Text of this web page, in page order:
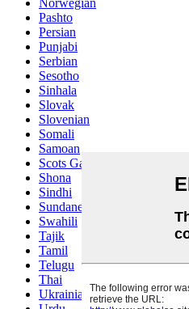
Norwegian
Pashto
Persian
Punjabi
Serbian
Sesotho
Sinhala
Slovak
Slovenian
Somali
Samoan
Scots Gaelic
Shona
Sindhi
Sundanese
Swahili
Tajik
Tamil
Telugu
Thai
Ukrainian